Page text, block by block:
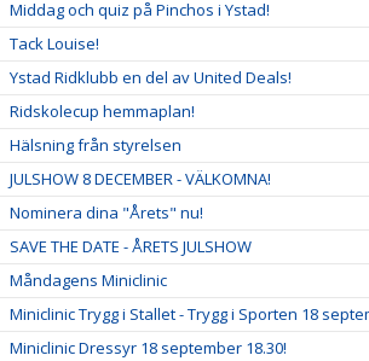
Middag och quiz på Pinchos i Ystad!
Tack Louise!
Ystad Ridklubb en del av United Deals!
Ridskolecup hemmaplan!
Hälsning från styrelsen
JULSHOW 8 DECEMBER - VÄLKOMNA!
Nominera dina "Årets" nu!
SAVE THE DATE - ÅRETS JULSHOW
Måndagens Miniclinic
Miniclinic Trygg i Stallet - Trygg i Sporten 18
Miniclinic Dressyr 18 september 18.30!